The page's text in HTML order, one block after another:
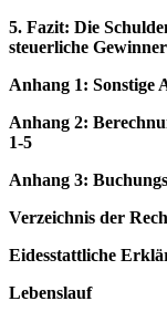
5. Fazit: Die
steuerliche
Anhang 1: Sonstige
Anhang 2:
1-5
Anhang 3:
Verzeichnis der
Eidesstattliche
Lebenslauf